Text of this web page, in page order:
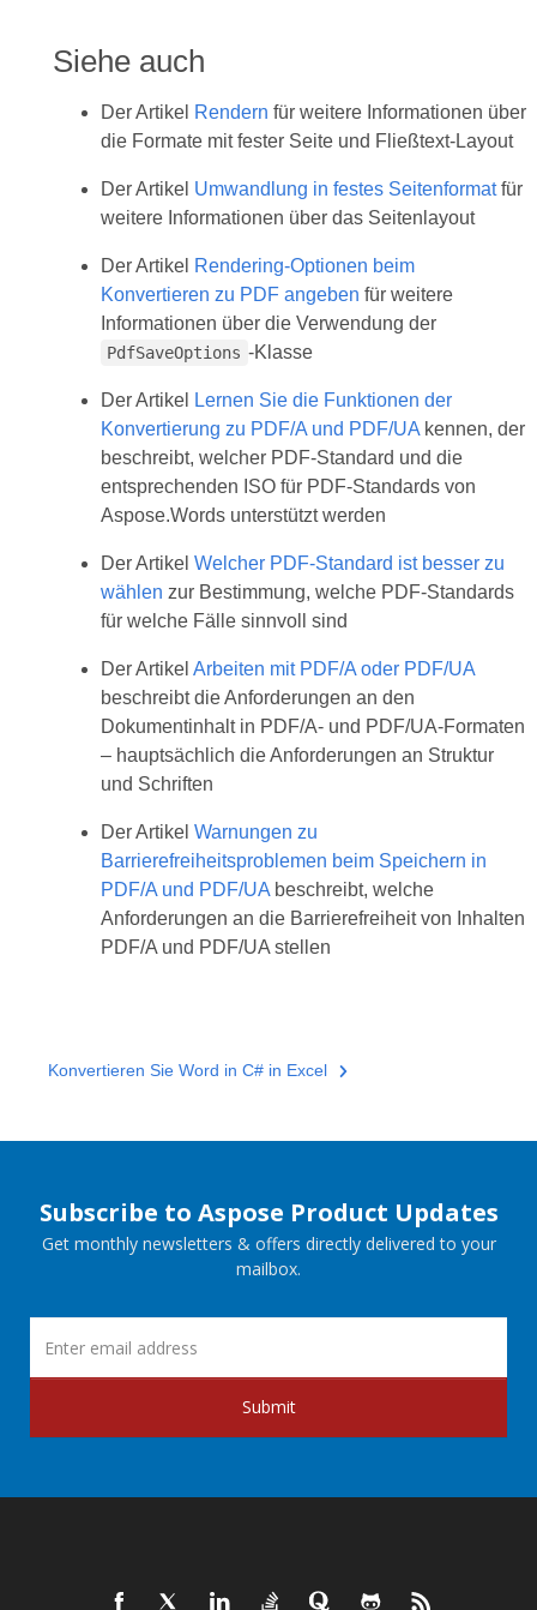
Siehe auch
Der Artikel Rendern für weitere Informationen über
die Formate mit fester Seite und Fließtext-Layout
Der Artikel Umwandlung in festes Seitenformatfür
weitere Informationen über das Seitenlayout
Der Artikel Rendering-Optionen beim
Konvertieren zu PDF angeben für weitere
Informationen über die Verwendung der
PdfSaveOptions -Klasse
Der Artikel
Lernen Sie die Funktionen der
Konvertierung zu PDF/A und PDF/UAkennen, der
beschreibt, welcher PDF-Standard und die
entsprechenden ISO für PDF-Standards von
Aspose.Words unterstützt werden
Der Artikel Welcher PDF-Standard ist besser zu
wählen zur Bestimmung, welche PDF-Standards
für welche Fälle sinnvoll sind
Der Artikel Arbeiten mit PDF/A oder PDF/UA
beschreibt die Anforderungen an den
Dokumentinhalt in PDF/A- und PDF/UA-Formaten
– hauptsächlich die Anforderungen an Struktur
und Schriften
Der Artikel Warnungen zu
Barrierefreiheitsproblemen beim Speichern in
PDF/A und PDF/UAbeschreibt, welche
Anforderungen an die Barrierefreiheit von Inhalten
PDF/A und PDF/UA stellen
Konvertieren Sie Word in C# in Excel
Subscribe to Aspose Product Updates
Get monthly newsletters & offers directly delivered to your
mailbox.
Submit